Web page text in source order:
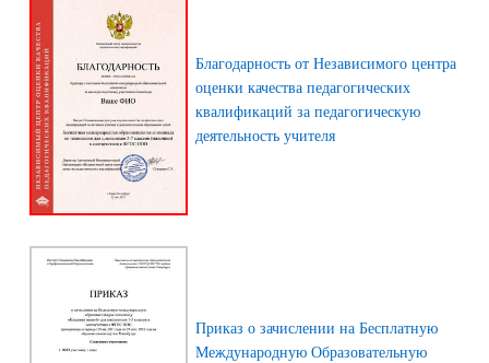
Благодарность от Независимого центра
оценки качества педагогических
квалификаций за педагогическую
деятельность учителя
Приказ о зачислении на Бесплатную
Международную Образовательную